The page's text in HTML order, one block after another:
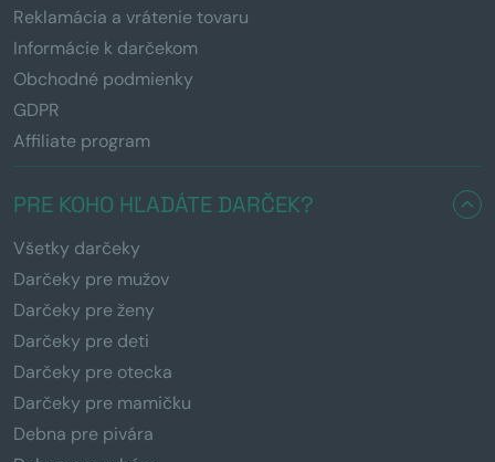
Reklamácia a vrátenie tovaru
Informácie k darčekom
Obchodné podmienky
GDPR
Affiliate program
PRE KOHO HĽADÁTE DARČEK?
Všetky darčeky
Darčeky pre mužov
Darčeky pre ženy
Darčeky pre deti
Darčeky pre otecka
Darčeky pre mamičku
Debna pre pivára